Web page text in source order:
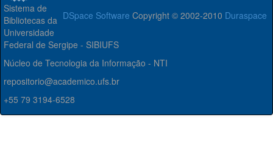
DSpace Software Copyright © 2002-2010 Duraspace
Sistema de
Bibliotecas da
Universidade
Federal de Sergipe - SIBIUFS
Núcleo de Tecnologia da Informação - NTI
repositorio@academico.ufs.br
+55 79 3194-6528